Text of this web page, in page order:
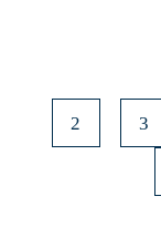
2 3